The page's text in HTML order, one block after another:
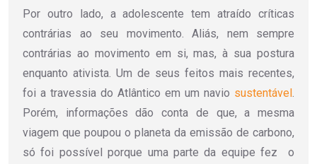
Por outro lado, a adolescente tem atraído críticas
contrárias ao seu movimento. Aliás, nem sempre
contrárias ao movimento em si, mas, à sua postura
enquanto ativista. Um de seus feitos mais recentes,
foi a travessia do Atlântico em um navio sustentável.
Porém, informações dão conta de que, a mesma
viagem que poupou o planeta da emissão de carbono,
só foi possível porque uma parte da equipe fez o